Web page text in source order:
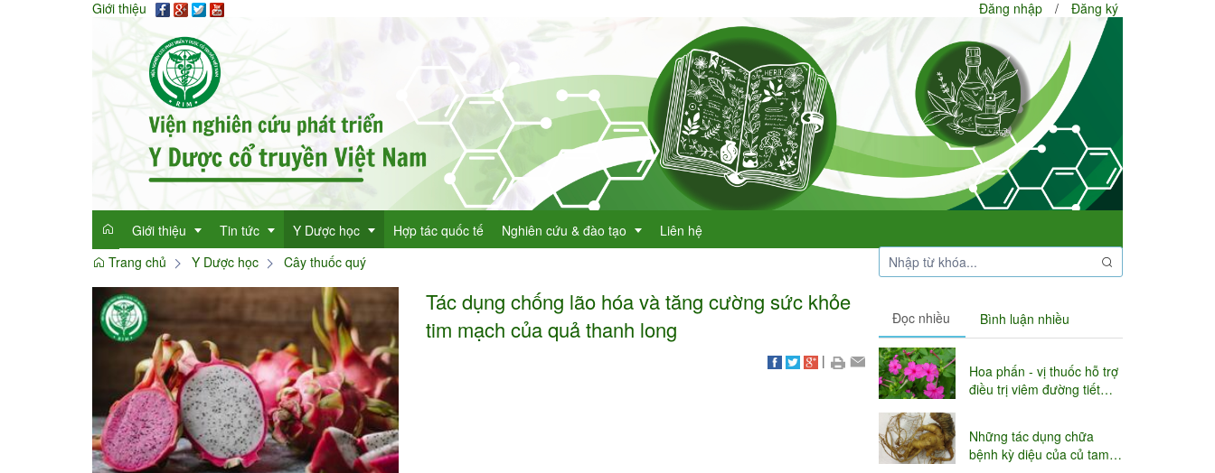
Giới thiệu Đăng nhập / Đăng ký
Giới thiệu
Giới thiệu
Mục đích
Chức năng nhiệm vụ
Tin tức
Tin tức tổng hợp
Tin tức trong ngành
Y Dược học
Thông tin y học
Cây thuốc quý Danh lục cây thuốc
Danh lục cây thuốc Việt Nam
Làm đẹp với thảo dược
Bài thuốc hay
Sức khỏe ngàn vàng
Hợp tác quốc tế Nghiên cứu & đào tạo
Dự án KHCN
Liên hệ
Trang chủ
Y Dược học Cây thuốc quý
Tác dụng chống lão hóa và tăng cường sức khỏe
tim mạch của quả thanh long
|
Đọc nhiều Bình luận nhiều
Hoa phấn - vị thuốc hỗ trợ
điều trị viêm đường tiết
Những tác dụng chữa
bệnh kỳ diệu của củ tam